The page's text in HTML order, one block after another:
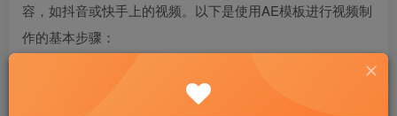
容，如抖音或快手上的视频。以下是使用AE模板进行视频制
作的基本步骤：